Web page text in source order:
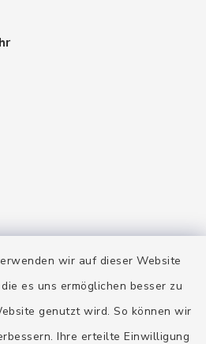
wir auf dieser Website
es uns ermöglichen besser zu
genutzt wird. So können wir
Ihre erteilte Einwilligung
Wolfratshausen